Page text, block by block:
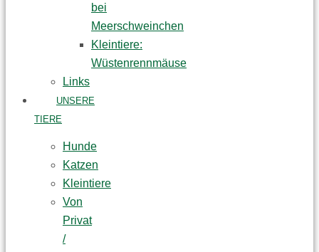
bei
Meerschweinchen
Kleintiere:
Wüstenrennmäuse
Links
UNSERE
TIERE
Hunde
Katzen
Kleintiere
Von
Privat
/